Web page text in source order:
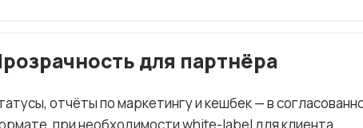
для партнёра
отчёты по маркетингу и кешбек — в